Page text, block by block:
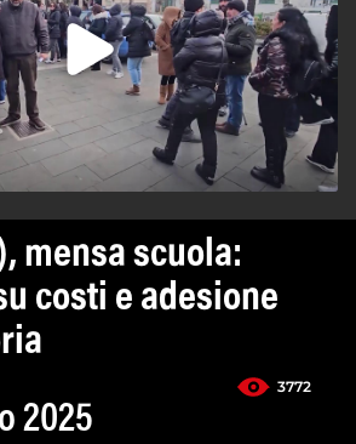
mensa scuola:
costi e adesione
3772
2025